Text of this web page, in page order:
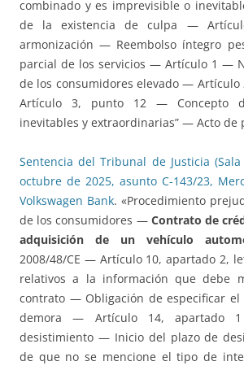
combinado y es imprevisible o
de la existencia de culpa —
armonización — Reembolso íntegro
parcial de los servicios — Artículo 1 —
de los consumidores elevado —
Artículo 3, punto 12 — Concepto
inevitables y extraordinarias” — Acto de
Sentencia del Tribunal de Justicia
octubre de 2025, asunto C-143/23,
Volkswagen Bank. «Procedimiento
de los consumidores — Contrato de
adquisición de un vehículo
2008/48/CE — Artículo 10, apartado 2,
relativos a la información que debe
contrato — Obligación de especificar
demora — Artículo 14, apartado
desistimiento — Inicio del plazo de
de que no se mencione el tipo de